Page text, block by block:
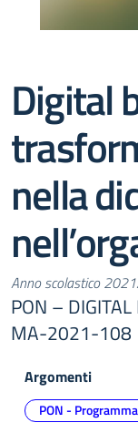
Digital
nella
Anno scolastico
PON –
MA-2021-108
Argomenti
PON -